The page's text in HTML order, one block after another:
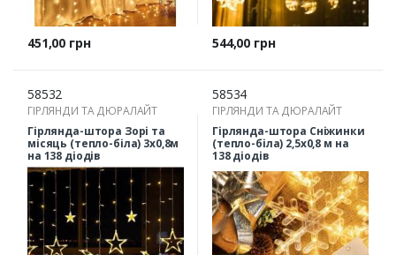
Ціна
451,00 грн Ціна
544,00 грн
58532
ГІРЛЯНДИ ТА ДЮРАЛАЙТ
Гірлянда-штора Зорі та
місяць (тепло-біла) 3х0,8м
на 138 діодів
58534
ГІРЛЯНДИ ТА ДЮРАЛАЙТ
Гірлянда-штора Сніжинки
(тепло-біла) 2,5х0,8 м на
138 діодів